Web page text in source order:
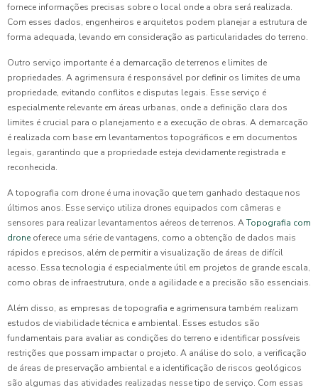
fornece informações precisas sobre o local onde a obra será realizada.
Com esses dados, engenheiros e arquitetos podem planejar a estrutura de
forma adequada, levando em consideração as particularidades do terreno.
Outro serviço importante é a demarcação de terrenos e limites de
propriedades. A agrimensura é responsável por definir os limites de uma
propriedade, evitando conflitos e disputas legais. Esse serviço é
especialmente relevante em áreas urbanas, onde a definição clara dos
limites é crucial para o planejamento e a execução de obras. A demarcação
é realizada com base em levantamentos topográficos e em documentos
legais, garantindo que a propriedade esteja devidamente registrada e
reconhecida.
A topografia com drone é uma inovação que tem ganhado destaque nos
últimos anos. Esse serviço utiliza drones equipados com câmeras e
sensores para realizar levantamentos aéreos de terrenos. ATopografia com
drone oferece uma série de vantagens, como a obtenção de dados mais
rápidos e precisos, além de permitir a visualização de áreas de difícil
acesso. Essa tecnologia é especialmente útil em projetos de grande escala,
como obras de infraestrutura, onde a agilidade e a precisão são essenciais.
Além disso, as empresas de topografia e agrimensura também realizam
estudos de viabilidade técnica e ambiental. Esses estudos são
fundamentais para avaliar as condições do terreno e identificar possíveis
restrições que possam impactar o projeto. A análise do solo, a verificação
de áreas de preservação ambiental e a identificação de riscos geológicos
são algumas das atividades realizadas nesse tipo de serviço. Com essas